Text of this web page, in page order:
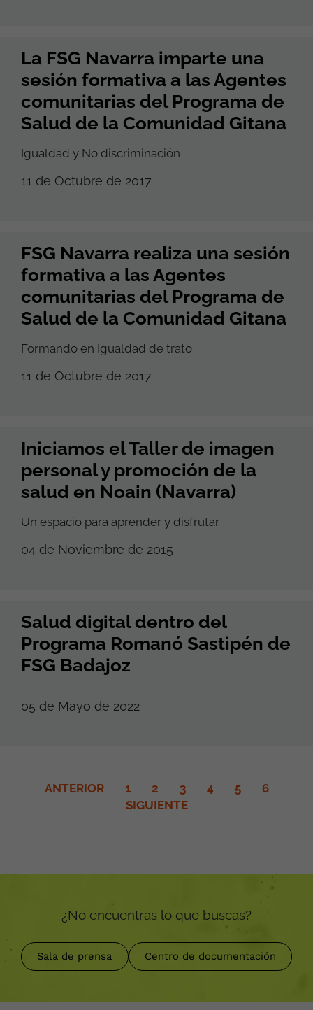
La FSG Navarra imparte una
sesión formativa a las Agentes
comunitarias del Programa de
Salud de la Comunidad Gitana
Igualdad y No discriminación
11 de Octubre de 2017
FSG Navarra realiza una sesión
formativa a las Agentes
comunitarias del Programa de
Salud de la Comunidad Gitana
Formando en Igualdad de trato
11 de Octubre de 2017
Iniciamos el Taller de imagen
personal y promoción de la
salud en Noain (Navarra)
Un espacio para aprender y disfrutar
04 de Noviembre de 2015
Salud digital dentro del
Programa Romanó Sastipén de
FSG Badajoz
05 de Mayo de 2022
ANTERIOR 1 2 3 4 5
6
SIGUIENTE
¿No encuentras lo que buscas?
Sala de prensa Centro de documentación